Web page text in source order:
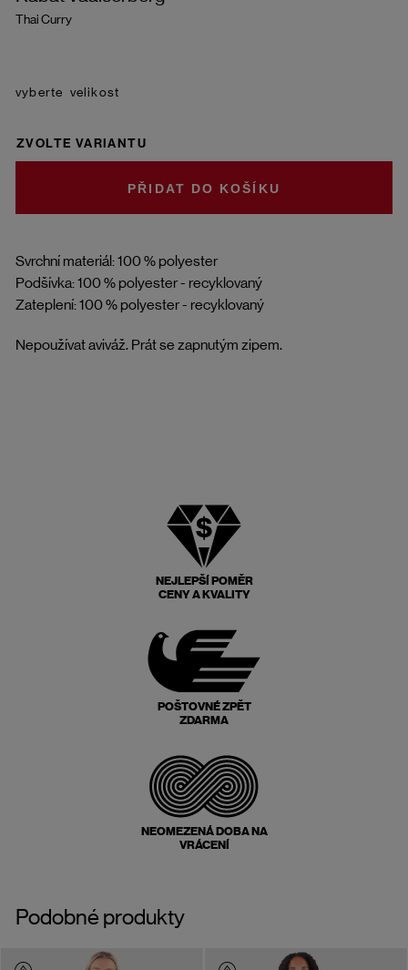
Thai Curry
Svrchní materiál: 100 % polyester
Podšívka: 100 % polyester - recyklovaný
Zateplení: 100 % polyester - recyklovaný
Nepoužívat aviváž. Prát se zapnutým zipem.
velikost
ZVOLTE VARIANTU
DO KOŠÍKU
NEJLEPŠÍ POMĚR
CENY A KVALITY
POŠTOVNÉ ZPĚT
ZDARMA
NEOMEZENÁ DOBA NA
VRÁCENÍ
Podobné produkty